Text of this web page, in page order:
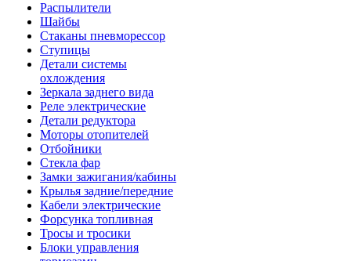
Распылители
Шайбы
Стаканы пневморессор
Ступицы
Детали системы
охлождения
Зеркала заднего вида
Реле электрические
Детали редуктора
Моторы отопителей
Отбойники
Стекла фар
Замки зажигания/кабины
Крылья задние/передние
Кабели электрические
Форсунка топливная
Тросы и тросики
Блоки управления